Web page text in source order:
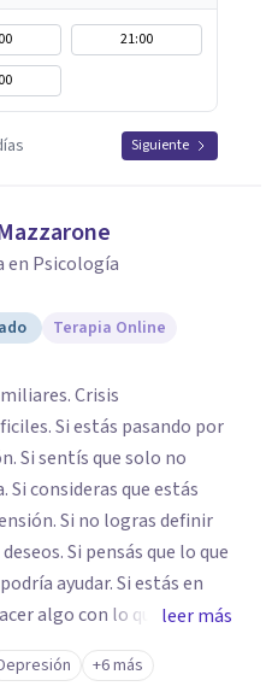
21:00
Siguiente
en Psicología
Terapia Online
Crisis
Si estás pasando por
Si sentís que solo no
Si consideras que estás
Si no logras definir
Si pensás que lo que
ayudar. Si estás en
algo con lo que te está
esa angustia.
leer más
+6 más